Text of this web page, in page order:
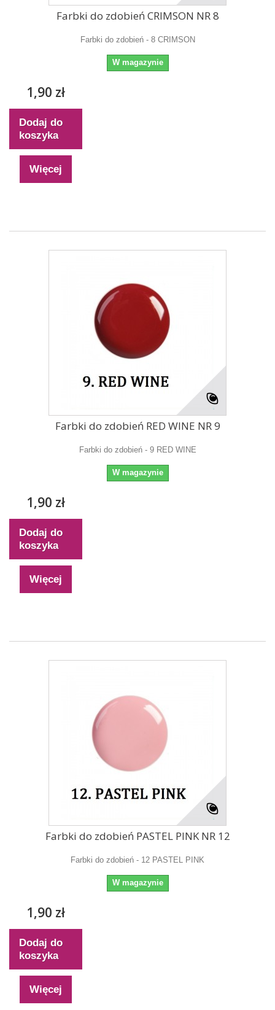
Farbki do zdobień CRIMSON NR 8
Farbki do zdobień - 8 CRIMSON
W magazynie
1,90 zł
Dodaj do
koszyka
Więcej
Farbki do zdobień RED WINE NR 9
Farbki do zdobień - 9 RED WINE
W magazynie
1,90 zł
Dodaj do
koszyka
Więcej
Farbki do zdobień PASTEL PINK NR 12
Farbki do zdobień - 12 PASTEL PINK
W magazynie
1,90 zł
Dodaj do
koszyka
Więcej